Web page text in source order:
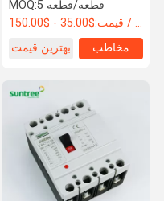
MOQ:
5 قطعه/قطعه
قیمت: $35.00 - $150.00 / Piece
بهترین قیمت
مخاطب